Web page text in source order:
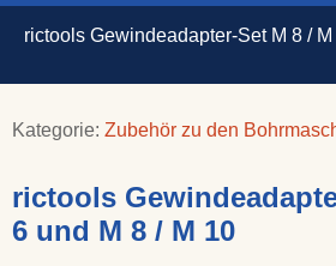
rictools Gewindeadapter-Set M 8 /
Kategorie: Zubehör zu den
rictools
6 und M 8 / M 10